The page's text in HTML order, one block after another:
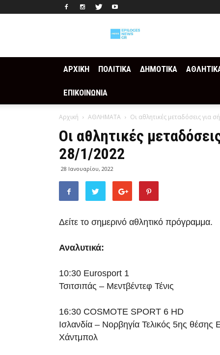
ΑΡΧΙΚΗ ΠΟΛΙΤΙΚΑ ΔΗΜΟΤΙΚΑ
ΕΠΙΚΟΙΝΩΝΙΑ
Αρχική ΑΘΛΗΜΑΤΑ Οι αθλητικές μεταδόσεις για
Οι αθλητικές
28/1/2022
28 Ιανουαρίου, 2022
Δείτε το σημερινό αθλητικό πρόγραμμα.
Αναλυτικά:
10:30 Eurosport 1
Τσιτσιπάς – Μεντβέντεφ Τένις
16:30 COSMOTE SPORT 6 HD
Ισλανδία – Νορβηγία Τελικός 5ης
Χάντμπολ